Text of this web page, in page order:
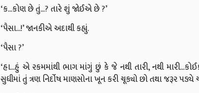
‘ક...કોણ છે તું...? તારે શું જોઈએ છે ?’
‘પૈસા...!’ જાનકીએ અદાથી કહ્યું.
‘પૈસા ?’
‘હા...હું એ રકમમાંથી ભાગ માંગું છું કે જે નથી તારી, નથી
સુધીમાં તું ત્રણ નિર્દોષ માણસોના ખૂન કરી ચૂક્યો છો તથા જરૂર